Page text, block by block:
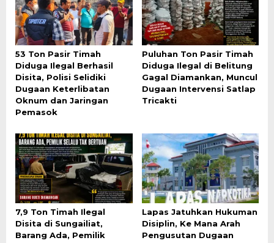
53 Ton Pasir Timah
Diduga Ilegal Berhasil
Disita, Polisi Selidiki
Dugaan Keterlibatan
Oknum dan Jaringan
Pemasok
Puluhan Ton Pasir Timah
Diduga Ilegal di Belitung
Gagal Diamankan, Muncul
Dugaan Intervensi Satlap
Tricakti
7,9 Ton Timah Ilegal
Disita di Sungailiat,
Barang Ada, Pemilik
Lapas Jatuhkan Hukuman
Disiplin, Ke Mana Arah
Pengusutan Dugaan